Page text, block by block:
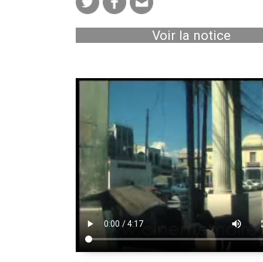
Voir la notice